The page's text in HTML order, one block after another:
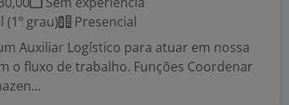
(1º grau)
Presencial
Auxiliar Logístico para atuar em nossa
o fluxo de trabalho. Funções Coordenar